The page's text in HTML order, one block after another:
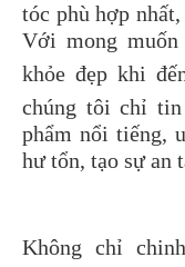
tóc phù hợp
Với mong
khỏe đẹp khi
chúng tôi chỉ
phẩm nổi tiếng,
hư tổn, tạo sự an
Không chỉ